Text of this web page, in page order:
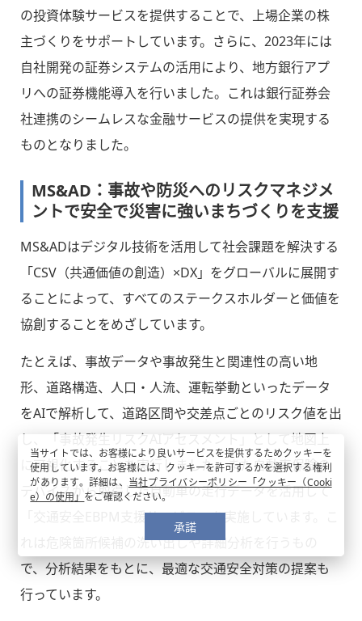
の投資体験サービスを提供することで、上場企業の株
主づくりをサポートしています。さらに、2023年には
自社開発の証券システムの活用により、地方銀行アプ
リへの証券機能導入を行いました。これは銀行証券会
社連携のシームレスな金融サービスの提供を実現する
ものとなりました。
MS&AD：事故や防災へのリスクマネジメ
ントで安全で災害に強いまちづくりを支援
MS&ADはデジタル技術を活用して社会課題を解決する
「CSV（共通価値の創造）×DX」をグローバルに展開す
ることによって、すべてのステークスホルダーと価値を
協創することをめざしています。
たとえば、事故データや事故発生と関連性の高い地
形、道路構造、人口・人流、運転挙動といったデータ
をAIで解析して、道路区間や交差点ごとのリスク値を出
し、「事故発生リスクAIアセスメント」として地図上
に可視化することを実行しました。また自動車保険の
デバイスから取得した自動車の走行データを活用して
「交通安全EBPM支援サービス」を実施しています。こ
れは危険箇所候補の洗い出しや詳細分析を行うもの
で、分析結果をもとに、最適な交通安全対策の提案も
行っています。
当サイトでは、お客様により良いサービスを提供するためクッキーを
使用しています。お客様には、クッキーを許可するかを選択する権利
があります。詳細は、 当社プライバシーポリシー「クッキー（Cooki
e）の使用」 をご確認ください。
承諾